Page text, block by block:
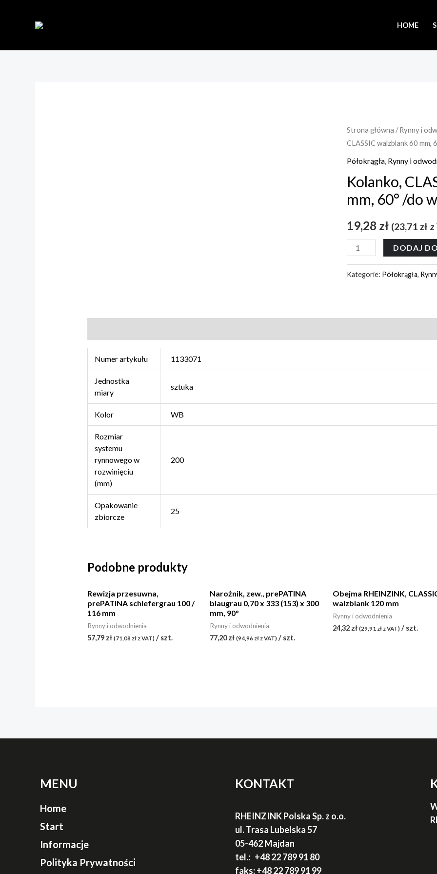
HOME
Strona główna /Rynny i
CLASSIC walzblank 60
Półokrągła, Rynny i
Kolanko,
mm, 60° /do
19,28 zł (23,71 zł z
DODAJ
Kategorie: Półokrągła,
Numer artykułu 1133071
Jednostka
miary
sztuka
Kolor WB
Rozmiar
systemu
rynnowego w
rozwinięciu
(mm)
200
Opakowanie
zbiorcze
25
Podobne produkty
Rewizja przesuwna,
prePATINA schiefergrau 100 /
116 mm
Rynny i odwodnienia
57,79 zł (71,08 złz VAT)/ szt.
Narożnik, zew., prePATINA
blaugrau 0,70 x 333 (153) x 300
mm, 90°
Rynny i odwodnienia
77,20zł (94,96 zł z VAT) / szt.
Obejma RHEINZINK,
walzblank 120 mm
Rynny i odwodnienia
24,32 zł (29,91 zł z VAT) / szt.
MENU
Home
Start
Informacje
Polityka Prywatności
KONTAKT
RHEINZINK Polska Sp. z o.o.
ul. Trasa Lubelska 57
05-462 Majdan
tel.: +48 22 789 91 80
faks:+48 22 789 91 99